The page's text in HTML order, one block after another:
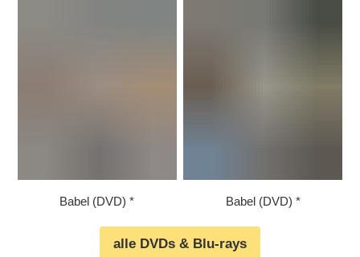
Babel (DVD) Babel (DVD)
alle DVDs & Blu-rays